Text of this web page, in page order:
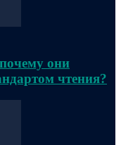
они
чтения?